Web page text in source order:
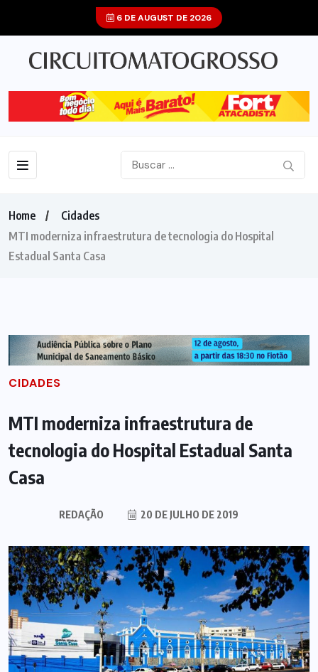
6 DE AUGUST DE 2026
Home
Cidades
MTI moderniza infraestrutura de tecnologia do Hospital
Estadual Santa Casa
CIDADES
MTI moderniza infraestrutura de
tecnologia do Hospital Estadual Santa
Casa
REDAÇÃO 20 DE JULHO DE 2019